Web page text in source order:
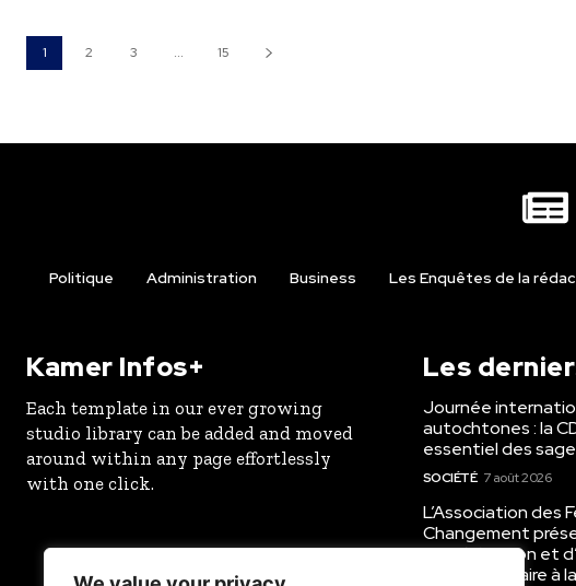
1 2 3 ... 15
Politique Administration Business Les Enquêtes de la
Kamer Infos+
Each template in our ever growing
studio library can be added and moved
around within any page effortlessly
with one click.
Les
Journée
autochtones : la
essentiel des
SOCIÉTÉ 7 août 2026
L’Association des
Changement
sensibilisation et
communautaire à